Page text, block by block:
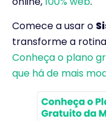
Comece a usar o
transforme a
Conheça o plano
que há de mais